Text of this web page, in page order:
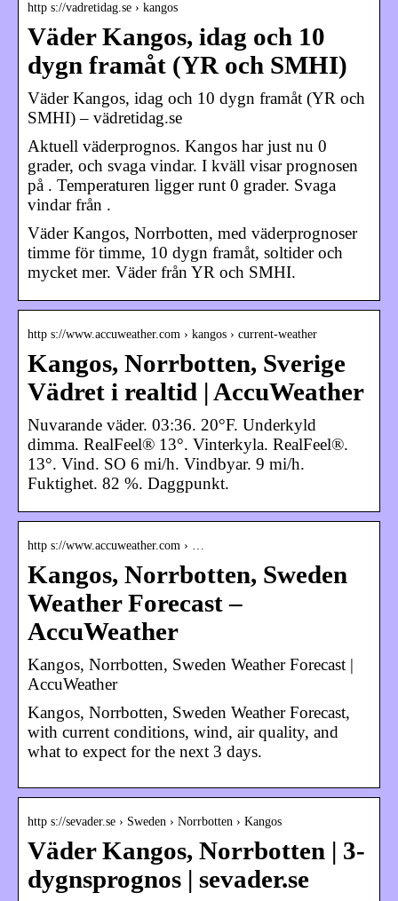
http s://vadretidag.se › kangos
Väder Kangos, idag och 10
dygn framåt (YR och SMHI)
Väder Kangos, idag och 10 dygn framåt (YR och
SMHI) – vädretidag.se
Aktuell väderprognos. Kangos har just nu 0
grader, och svaga vindar. I kväll visar prognosen
på . Temperaturen ligger runt 0 grader. Svaga
vindar från .
Väder Kangos, Norrbotten, med väderprognoser
timme för timme, 10 dygn framåt, soltider och
mycket mer. Väder från YR och SMHI.
http s://www.accuweather.com › kangos › current-weather
Kangos, Norrbotten, Sverige
Vädret i realtid | AccuWeather
Nuvarande väder. 03:36. 20°F. Underkyld
dimma. RealFeel® 13°. Vinterkyla. RealFeel®.
13°. Vind. SO 6 mi/h. Vindbyar. 9 mi/h.
Fuktighet. 82 %. Daggpunkt.
http s://www.accuweather.com › …
Kangos, Norrbotten, Sweden
Weather Forecast –
AccuWeather
Kangos, Norrbotten, Sweden Weather Forecast |
AccuWeather
Kangos, Norrbotten, Sweden Weather Forecast,
with current conditions, wind, air quality, and
what to expect for the next 3 days.
http s://sevader.se › Sweden › Norrbotten › Kangos
Väder Kangos, Norrbotten | 3-
dygnsprognos | sevader.se